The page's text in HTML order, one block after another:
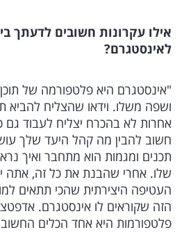
אילו עקרונות חשובים לדעתך
לאינסטגרם?
"אינסטגרם היא פלטפורמה של
ושפה משלו. וידאו שהצליח להביא
אחרות לא בהכרח יצליח לעבוד
חשוב להבין מה קהל היעד שלך
תכנים ומגמות הוא מתחבר ואיך
שלו. אחרי שהבנת את כל זה, אתה
העטיפה היצירתית שהכי תתאים
הזה שקוראים לו אינסטגרם.
פלטפורמות היא אחד הכלים